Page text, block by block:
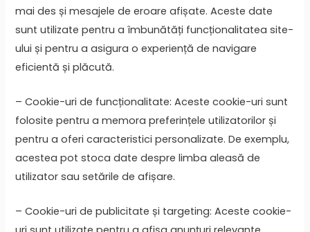
mai des și mesajele de eroare afișate. Aceste date
sunt utilizate pentru a îmbunătăți funcționalitatea site-
ului și pentru a asigura o experiență de navigare
eficientă și plăcută.
– Cookie-uri de funcționalitate: Aceste cookie-uri sunt
folosite pentru a memora preferințele utilizatorilor și
pentru a oferi caracteristici personalizate. De exemplu,
acestea pot stoca date despre limba aleasă de
utilizator sau setările de afișare.
– Cookie-uri de publicitate și targeting: Aceste cookie-